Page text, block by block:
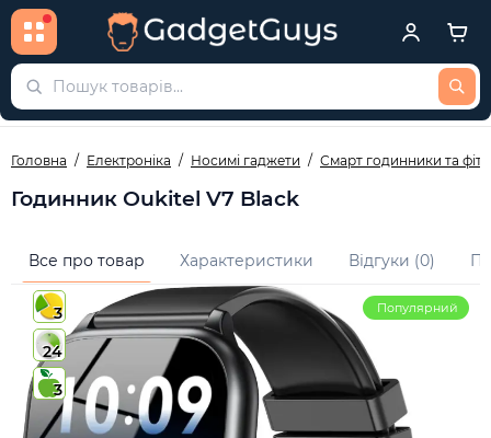
Головна Електроніка Носимі гаджети Смарт годинники та
Годинник Oukitel V7 Black
Все про товар Характеристики Відгуки (0)
3
24
3
Популярний